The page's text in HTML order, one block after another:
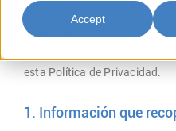
Accept
Reglamento General de
corresponda.
Al usar el sitio, consientes
esta Política de Privacidad.
1. Información que